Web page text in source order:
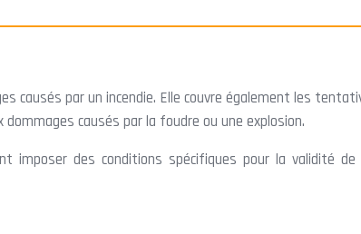
causés par un incendie. Elle couvre également les
causés par la foudre ou une explosion.
imposer des conditions spécifiques pour la validité